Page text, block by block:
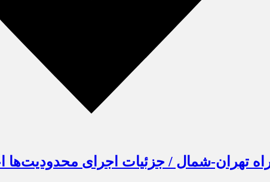
تهران-شمال / جزئیات اجرای محدودیت‌ها